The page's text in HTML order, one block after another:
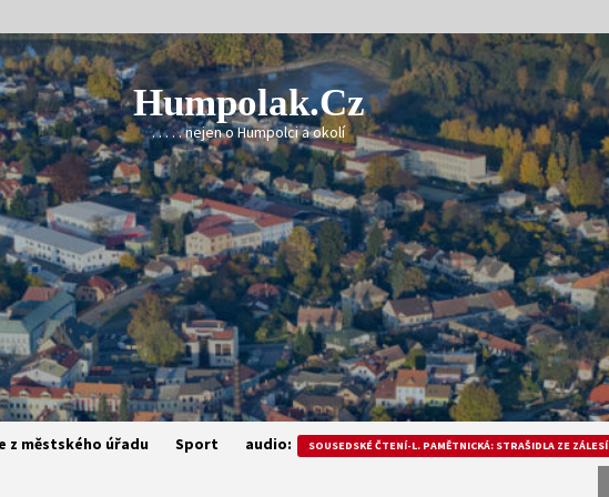
Humpolak.cz
. . . . . nejen o Humpolci a okolí
z městského úřadu Sport audio: SOUSEDSKÉ ČTENÍ-L. PAMĚTNICKÁ: STRAŠIDLA ZE ZÁLESÍ